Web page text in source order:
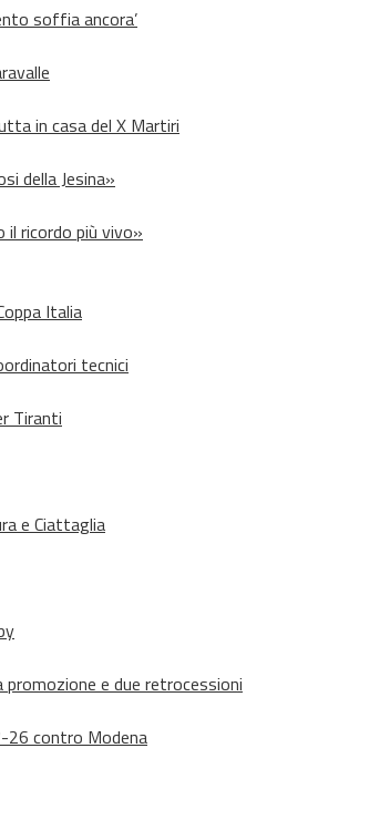
soffia ancora’
in casa del X Martiri
della Jesina»
il ricordo più vivo»
Italia
tecnici
Tiranti
e Ciattaglia
e due retrocessioni
26 contro Modena